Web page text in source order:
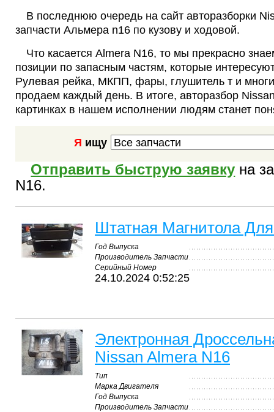
В последнюю очередь на сайт авторазборки
запчасти Альмера n16 по кузову и ходовой.
Что касается Almera N16, то мы прекрасно
позиции по запасным частям, которые
Рулевая рейка, МКПП, фары, глушитель т и
продаем каждый день. В итоге, авторазбор
картинках в нашем исполнении людям станет
Я ищу
Отправить быструю заявку на
N16.
Штатная Магнитола
Год Выпуска
Производитель Запчасти
Серийный Номер
24.10.2024 0:52:25
Электронная
Nissan Almera N16
Тип
Марка Двигателя
Год Выпуска
Производитель Запчасти